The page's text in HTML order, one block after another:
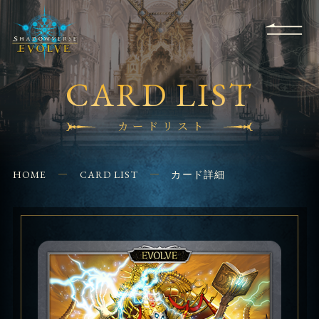
Q&A
EVENT SHOPS
FOR
BEGINNERS
APPLICATION
CONTACT
CARD LIST
カードリスト
HOME CARD LIST カード詳細